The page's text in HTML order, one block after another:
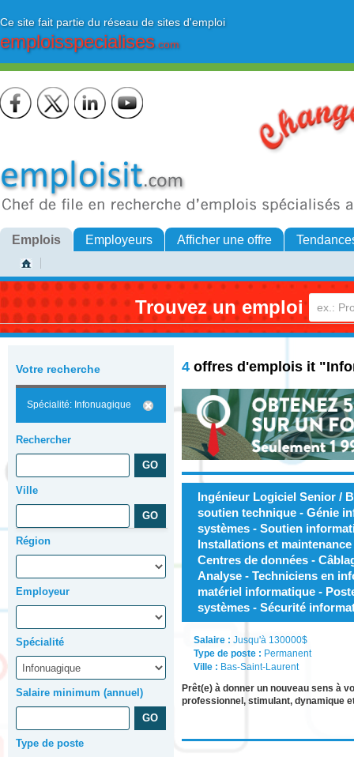
Ce site fait partie du réseau de sites d'emploi
emploisspecialises.com
Emplois Employeurs Afficher une offre
Trouvez un emploi
Votre recherche
Spécialité: Infonuagique
Rechercher
Ville
Région
Employeur
Spécialité
Salaire minimum (annuel)
Type de poste
4 offres d'emplois it
Ingénieur Logiciel Senior /
soutien technique - Génie
systèmes - Soutien
Installations et
Centres de données -
Analyse - Techniciens en
matériel informatique -
systèmes - Sécurité
Salaire : Jusqu'à 130000$
Type de poste : Permanent
Ville : Bas-Saint-Laurent
Prêt(e) à donner un nouveau sens à
professionnel, stimulant, dynamique